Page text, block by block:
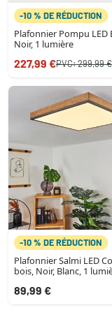
-10 % DE RÉDUCTION
Plafonnier Pompu LED Écru,
Noir, 1 lumière
227,99 €PVC:299,99 €
-10 % DE RÉDUCTION
Plafonnier Salmi LED
bois, Noir, Blanc, 1
89,99 €